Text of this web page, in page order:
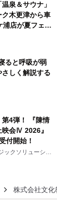
ャーしたアニ
泉＆サウナ」
木更津から車
店が夏フェア
ると呼吸が弱
しく解説する
第4弾！ 『陳情
会Ⅳ 2026』
付開始！
ックソリューショ
株式会社文化